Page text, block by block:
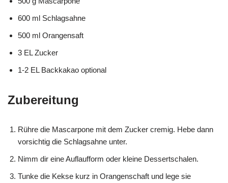
600 ml Schlagsahne
500 ml Orangensaft
3 EL Zucker
1-2 EL Backkakao optional
Zubereitung
Rühre die Mascarpone mit dem Zucker cremig. Hebe dann
vorsichtig die Schlagsahne unter.
Nimm dir eine Auflaufform oder kleine Dessertschalen.
Tunke die Kekse kurz in Orangenschaft und lege sie